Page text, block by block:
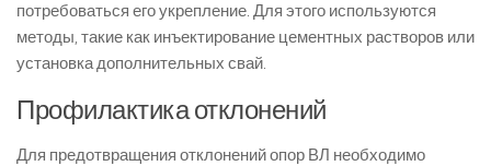
потребоваться его укрепление. Для этого используются
методы, такие как инъектирование цементных растворов или
установка дополнительных свай.
Профилактика отклонений
Для предотвращения отклонений опор ВЛ необходимо